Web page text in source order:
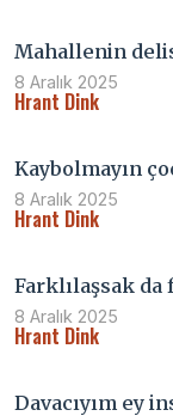
Mahallenin
8 Aralık 2025
Hrant Dink
Kaybolmayın
8 Aralık 2025
Hrant Dink
Farklılaşsak da
8 Aralık 2025
Hrant Dink
Davacıyım ey